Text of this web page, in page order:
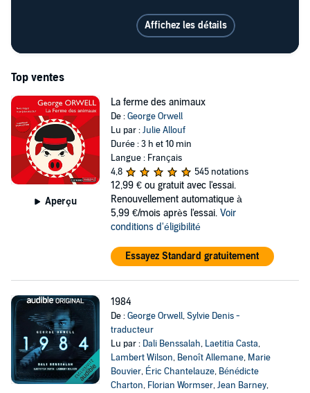
Affichez les détails
Top ventes
Aperçu
La ferme des animaux
De :George Orwell
Lu par :Julie Allouf
Durée : 3 h et 10 min
Langue : Français
4,8
545 notations
12,99 € ou gratuit avec l'essai.
Renouvellement automatique à
5,99 €/mois après l'essai. Voir
conditions d'éligibilité
Essayez Standard gratuitement
1984
De :George Orwell,Sylvie Denis -
traducteur
Lu par : Dali Benssalah, Laetitia Casta,
Lambert Wilson, Benoît Allemane, Marie
Bouvier, Éric Chantelauze, Bénédicte
Charton, Florian Wormser,Jean Barney,